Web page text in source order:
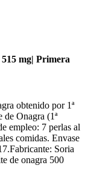
mg| Primera
obtenido por 1ª
Onagra (1ª
empleo: 7 perlas al
comidas. Envase
Soria
de onagra 500